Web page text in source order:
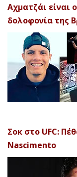
Αχματζάι είναι
δολοφονία της
Σοκ στο UFC:
Nascimento